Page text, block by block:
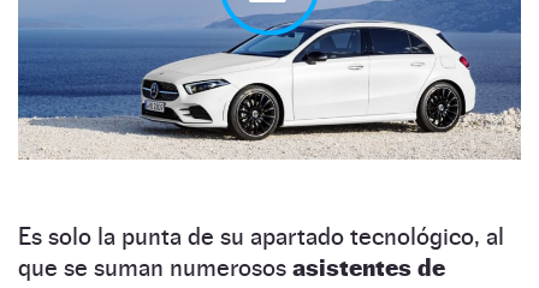
Es solo la punta de su apartado tecnológico, al
que se suman numerosos asistentes de